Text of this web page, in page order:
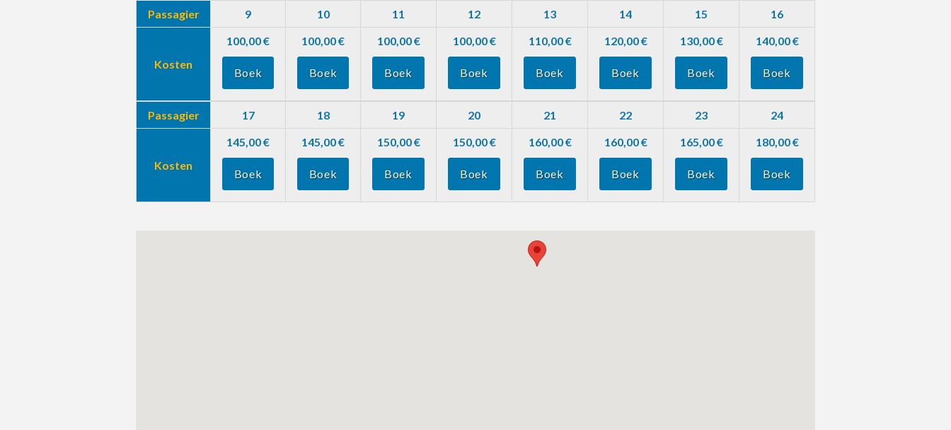
Passagier 9 10 11 12 13 14 15 16
Kosten
100,00 €
Boek
100,00 €
Boek
100,00 €
Boek
100,00 €
Boek
110,00 €
Boek
120,00 €
Boek
130,00 €
Boek
140,00 €
Boek
Passagier 17 18 19 20 21 22 23 24
Kosten
145,00 €
Boek
145,00 €
Boek
150,00 €
Boek
150,00 €
Boek
160,00 €
Boek
160,00 €
Boek
165,00 €
Boek
180,00 €
Boek